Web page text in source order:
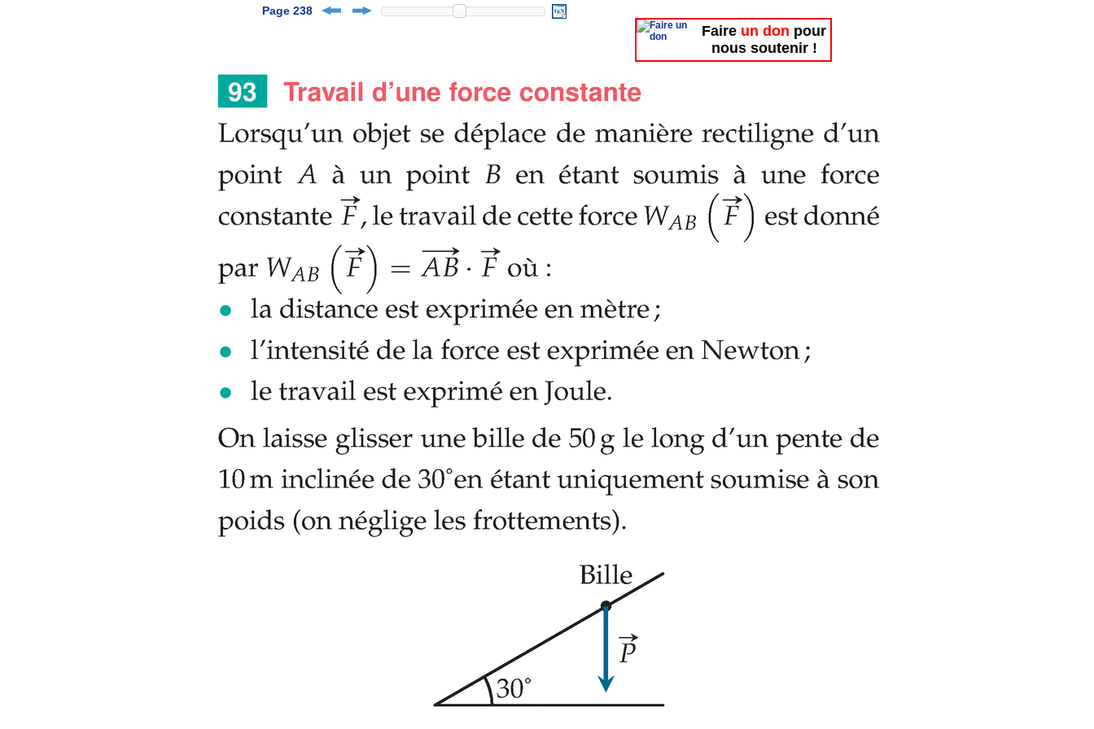
Page 238
Faire un don pour
nous soutenir !